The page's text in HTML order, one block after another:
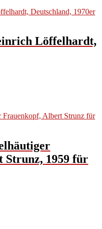
Löffelhardt,
Strunz, 1959 für